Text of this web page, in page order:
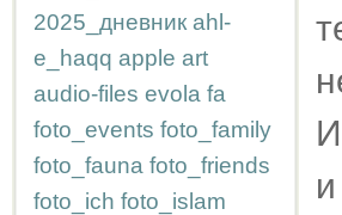
2025_дневник ahl-
e_haqq apple art
audio-files evola fa
foto_events foto_family
foto_fauna foto_friends
foto_ich foto_islam